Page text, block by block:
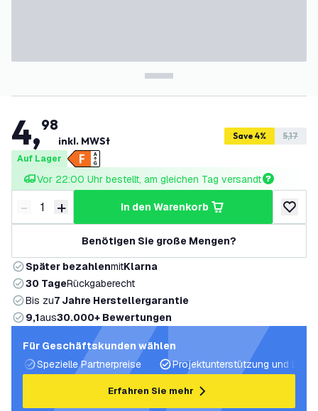
4,98
inkl. MWSt Save 4% 5,17
Auf Lager
Vor 22:00 Uhr bestellt, am gleichen Tag versandt
Menge verringern
- Menge erhöhen
+ in den Warenkorb
zur
Benötigen Sie große Mengen?
Später bezahlenmitKlarna
30 TageRückgaberecht
Bis zu7 Jahre Herstellergarantie
9,1aus30.000+ Bewertungen
Für Geschäftskunden wählen
Spezielle Partnerpreise
Projektunterstützung und
Erfahren Sie mehr